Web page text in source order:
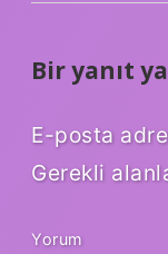
Bir yanıt
E-posta
Gerekli
Yorum